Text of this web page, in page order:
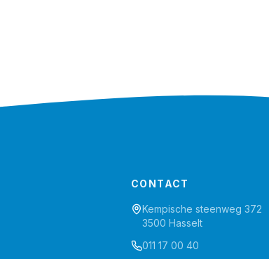
CONTACT
Kempische steenweg 372
3500 Hasselt
011 17 00 40